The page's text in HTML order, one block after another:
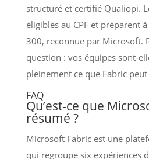
structuré et certifié Qualiopi.
éligibles au CPF et préparent
300, reconnue par Microsoft.
question : vos équipes sont-
pleinement ce que Fabric
FAQ
Qu’est-ce que
résumé ?
Microsoft Fabric est une
qui regroupe six expériences